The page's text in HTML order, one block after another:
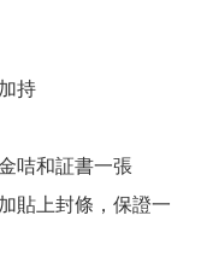
持
咭和証書一張
貼上封條，保證一